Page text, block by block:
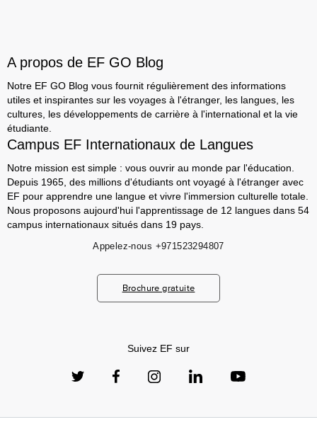
A propos de EF GO Blog
Notre EF GO Blog vous fournit régulièrement des informations
utiles et inspirantes sur les voyages à l'étranger, les langues, les
cultures, les développements de carrière à l'international et la vie
étudiante.
Campus EF Internationaux de Langues
Notre mission est simple : vous ouvrir au monde par l'éducation.
Depuis 1965, des millions d'étudiants ont voyagé à l'étranger avec
EF pour apprendre une langue et vivre l'immersion culturelle totale.
Nous proposons aujourd'hui l'apprentissage de 12 langues dans 54
campus internationaux situés dans 19 pays.
Appelez-nous +971523294807
Brochure gratuite
Suivez EF sur